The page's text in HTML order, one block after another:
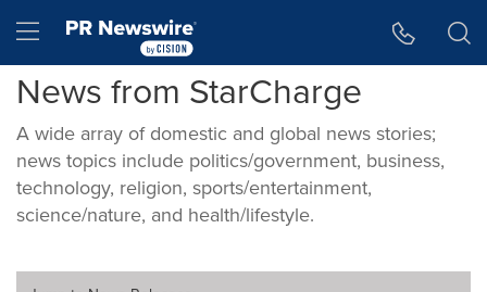
Hamburger menu
News from StarCharge
A wide array of domestic and global news stories;
news topics include politics/government, business,
technology, religion, sports/entertainment,
science/nature, and health/lifestyle.